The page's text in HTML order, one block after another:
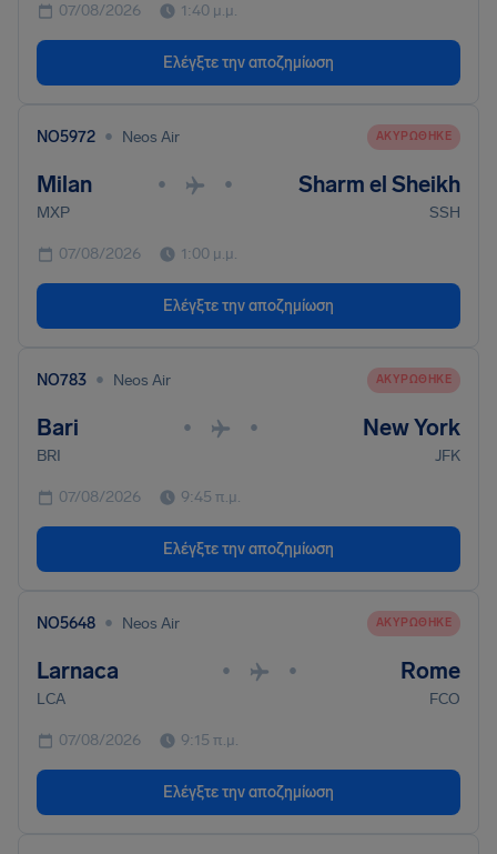
07/08/2026 1:40 μ.μ.
Ελέγξτε την αποζημίωση
NO5972 • Neos Air ΑΚΥΡΏΘΗΚΕ
Milan • • Sharm el Sheikh
MXP SSH
07/08/2026 1:00 μ.μ.
Ελέγξτε την αποζημίωση
NO783 • Neos Air ΑΚΥΡΏΘΗΚΕ
Bari • • New York
BRI JFK
07/08/2026 9:45 π.μ.
Ελέγξτε την αποζημίωση
NO5648 • Neos Air ΑΚΥΡΏΘΗΚΕ
Larnaca • • Rome
LCA FCO
07/08/2026 9:15 π.μ.
Ελέγξτε την αποζημίωση